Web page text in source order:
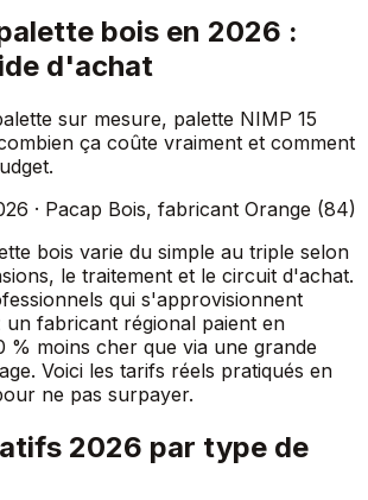
bois en 2026 :
d'achat
sur mesure, palette NIMP 15
ça coûte vraiment et comment
· Pacap Bois, fabricant Orange (84)
bois varie du simple au triple selon
le traitement et le circuit d'achat.
qui s'approvisionnent
un fabricant régional paient en
% moins cher que via une grande
Voici les tarifs réels pratiqués en
ne pas surpayer.
2026 par type de